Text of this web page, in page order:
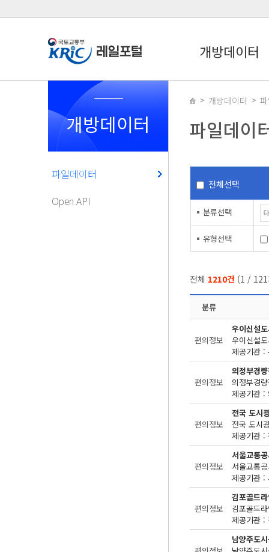
개방데이터
개방데이터
파일데이터
Open API
개방데이터
파일데이
전체선택
분류선택
유형선택
전체 1210건 (1 / 121
분류
편의정보
우이신설
제공기관 :
편의정보
의정부경
제공기관 :
편의정보
전국 도시
제공기관 :
편의정보
서울교통
제공기관 :
편의정보
김포골드
제공기관 :
남양주도